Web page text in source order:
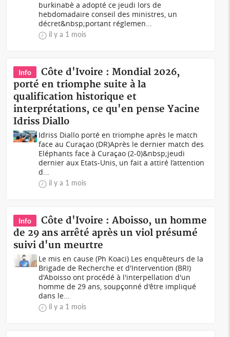
burkinabè a adopté ce jeudi lors de
hebdomadaire conseil des ministres, un
décret&nbsp;portant réglemen...
il y a 1 mois
Info
Côte d'Ivoire : Mondial 2026,
porté en triomphe suite à la
qualification historique et
interprétations, ce qu'en pense Yacine
Idriss Diallo
Idriss Diallo porté en triomphe après le match
face au Curaçao (DR)Après le dernier match des
Eléphants face à Curaçao (2-0)&nbsp;jeudi
dernier aux Etats-Unis, un fait a attiré l’attention
d...
il y a 1 mois
Info
Côte d'Ivoire : Aboisso, un homme
de 29 ans arrêté après un viol présumé
suivi d'un meurtre
Le mis en cause (Ph Koaci) Les enquêteurs de la
Brigade de Recherche et d'Intervention (BRI)
d'Aboisso ont procédé à l'interpellation d'un
homme de 29 ans, soupçonné d'être impliqué
dans le...
il y a 1 mois